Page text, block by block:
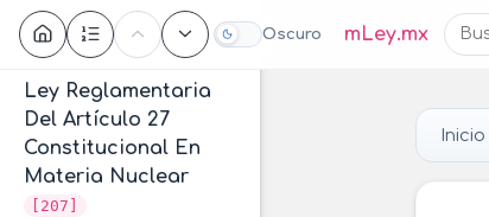
Oscuro mLey.mx
Contenido
Ley Reglamentaria
Del Artículo 27
Constitucional En
Materia Nuclear
[207]
Inicio